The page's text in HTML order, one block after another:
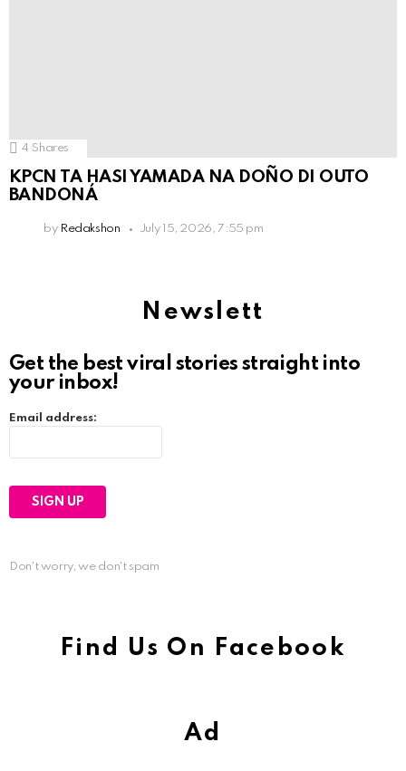
4 Shares
KPCN TA HASI YAMADA NA DOÑO DI OUTO
BANDONÁ
by Redakshon July 15, 2026, 7:55 pm
Newslett
Get the best viral stories straight into
your inbox!
Email address:
Don't worry, we don't spam
Find Us On Facebook
Ad